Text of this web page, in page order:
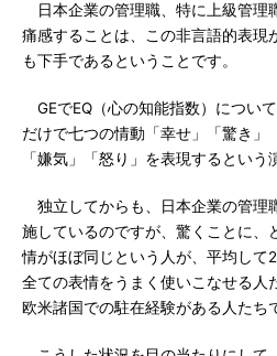
日本企業の管理職、特に上級管理
痛感することは、この非言語的表現
も下手であるということです。
GEでEQ（心の知能指数）につい
だけで七つの情動「幸せ」「驚き」
「嫌気」「怒り」を表現するという
独立してからも、日本企業の管理
施しているのですが、驚くことに、
情がほぼ同じという人が、平均して
全ての表情をうまく使いこなせる人
欧米諸国での駐在経験がある人たち